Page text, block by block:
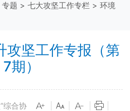
专题 > 七大攻坚工作专栏 > 环境
攻坚工作专报（第
7期）
综合协